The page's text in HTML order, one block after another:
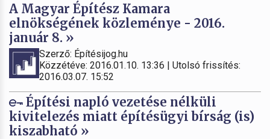
A Magyar Építész Kamara
elnökségének közleménye - 2016.
január 8. »
Szerző: Építésijog.hu
Közzétéve: 2016.01.10. 13:36 | Utolsó frissítés:
2016.03.07. 15:52
Építési napló vezetése nélküli
kivitelezés miatt építésügyi bírság (is)
kiszabható »